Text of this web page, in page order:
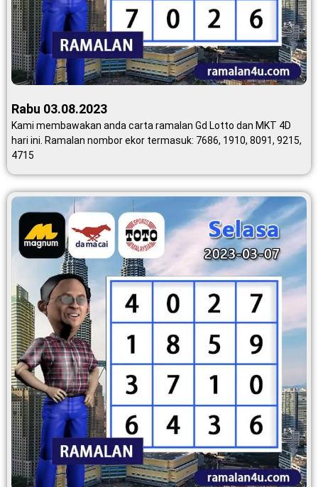
Rabu 03.08.2023
Kami membawakan anda carta ramalan Gd Lotto dan MKT 4D
hari ini. Ramalan nombor ekor termasuk: 7686, 1910, 8091, 9215,
4715